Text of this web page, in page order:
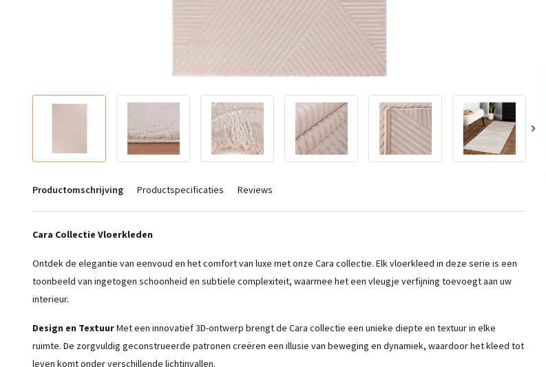
Productomschrijving Productspecificaties Reviews
Cara Collectie Vloerkleden
Ontdek de elegantie van eenvoud en het comfort van luxe met onze Cara collectie. Elk vloerkleed in deze serie is een
toonbeeld van ingetogen schoonheid en subtiele complexiteit, waarmee het een vleugje verfijning toevoegt aan uw
interieur.
Design en TextuurMet een innovatief 3D-ontwerp brengt de Cara collectie een unieke diepte en textuur in elke
ruimte. De zorgvuldig geconstrueerde patronen creëren een illusie van beweging en dynamiek, waardoor het kleed tot
leven komt onder verschillende lichtinvallen.